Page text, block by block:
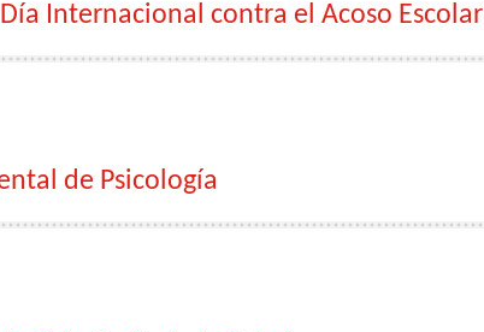
Internacional contra el Acoso Escolar
de Psicología